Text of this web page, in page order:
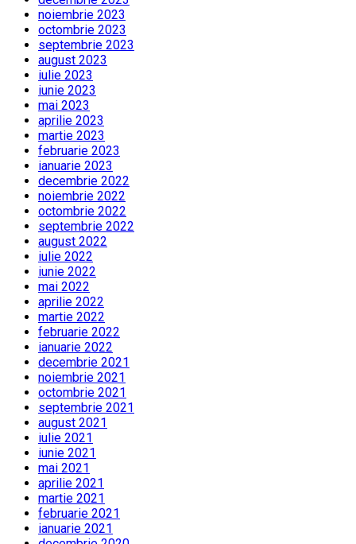
noiembrie 2023
octombrie 2023
septembrie 2023
august 2023
iulie 2023
iunie 2023
mai 2023
aprilie 2023
martie 2023
februarie 2023
ianuarie 2023
decembrie 2022
noiembrie 2022
octombrie 2022
septembrie 2022
august 2022
iulie 2022
iunie 2022
mai 2022
aprilie 2022
martie 2022
februarie 2022
ianuarie 2022
decembrie 2021
noiembrie 2021
octombrie 2021
septembrie 2021
august 2021
iulie 2021
iunie 2021
mai 2021
aprilie 2021
martie 2021
februarie 2021
ianuarie 2021